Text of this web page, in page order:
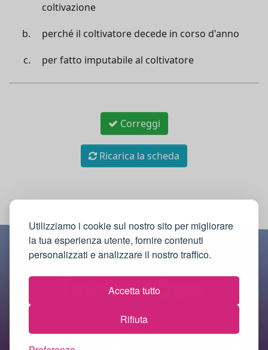
Utilizziamo i cookie sul nostro sito per migliorare
la tua esperienza utente, fornire contenuti
personalizzati e analizzare il nostro traffico.
Accetta tutto
Rifiuta
coltivazione
perché il coltivatore decede in corso d'anno
per fatto imputabile al coltivatore
Correggi
Ricarica la scheda
© 2018-2026 Immobilquiz.it |